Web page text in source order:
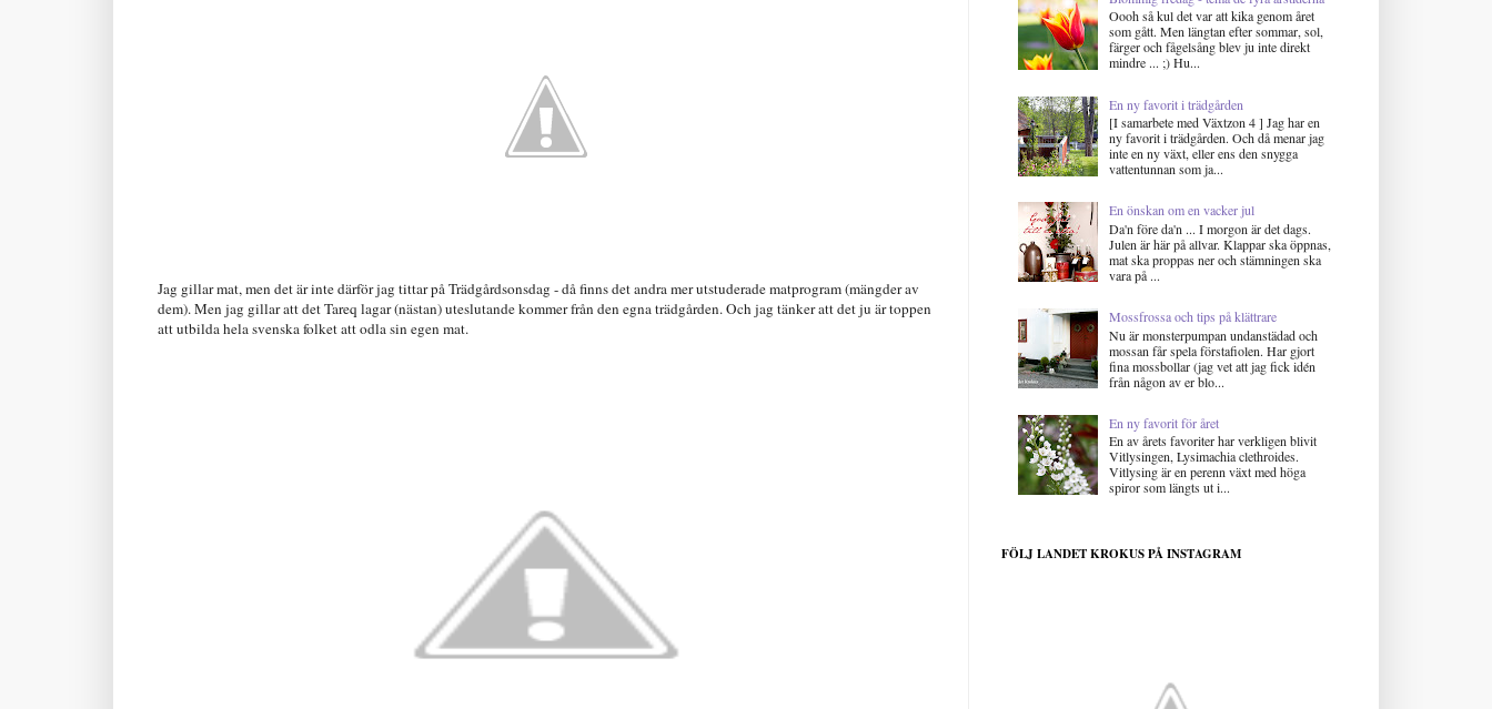
Jag gillar mat, men det är inte därför jag tittar på Trädgårdsonsdag - då finns det andra mer utstuderade matprogram (mängder av
dem). Men jag gillar att det Tareq lagar (nästan) uteslutande kommer från den egna trädgården. Och jag tänker att det ju är toppen
att utbilda hela svenska folket att odla sin egen mat.
Oooh så kul det var att kika genom året
som gått. Men längtan efter sommar, sol,
färger och fågelsång blev ju inte direkt
mindre ... ;) Hu...
En ny favorit i trädgården
[I samarbete med Växtzon 4 ] Jag har en
ny favorit i trädgården. Och då menar jag
inte en ny växt, eller ens den snygga
vattentunnan som ja...
En önskan om en vacker jul
Da'n före da'n ... I morgon är det dags.
Julen är här på allvar. Klappar ska öppnas,
mat ska proppas ner och stämningen ska
vara på ...
Mossfrossa och tips på klättrare
Nu är monsterpumpan undanstädad och
mossan får spela förstafiolen. Har gjort
fina mossbollar (jag vet att jag fick idén
från någon av er blo...
En ny favorit för året
En av årets favoriter har verkligen blivit
Vitlysingen, Lysimachia clethroides.
Vitlysing är en perenn växt med höga
spiror som längts ut i...
FÖLJ LANDET KROKUS PÅ INSTAGRAM